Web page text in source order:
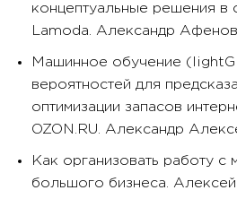
концептуальные решения в
Lamoda. Александр
Машинное обучение
вероятностей для
оптимизации запасов
OZON.RU. Александр
Как организовать работу с
большого бизнеса.